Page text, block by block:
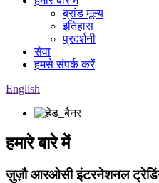
ब्रांड मूल्य
इतिहास
प्रदर्शनी
सेवा
हमसे संपर्क करें
English
हमारे बारे में
ज़ुज़ौ आरओसी इंटरनेशनल